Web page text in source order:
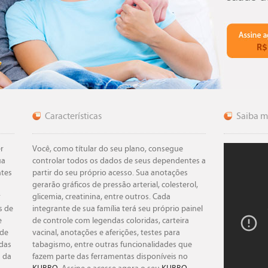
de
da
Características
Você, como títular do seu plano, consegue
controlar todos os dados de seus dependentes a
partir do seu próprio acesso. Sua anotações
gerarão gráficos de pressão arterial, colesterol,
glicemia, creatinina, entre outros. Cada
integrante de sua família terá seu próprio painel
de controle com legendas coloridas, carteira
vacinal, anotações e aferições, testes para
tabagismo, entre outras funcionalidades que
fazem parte das ferramentas disponíveis no
Saiba